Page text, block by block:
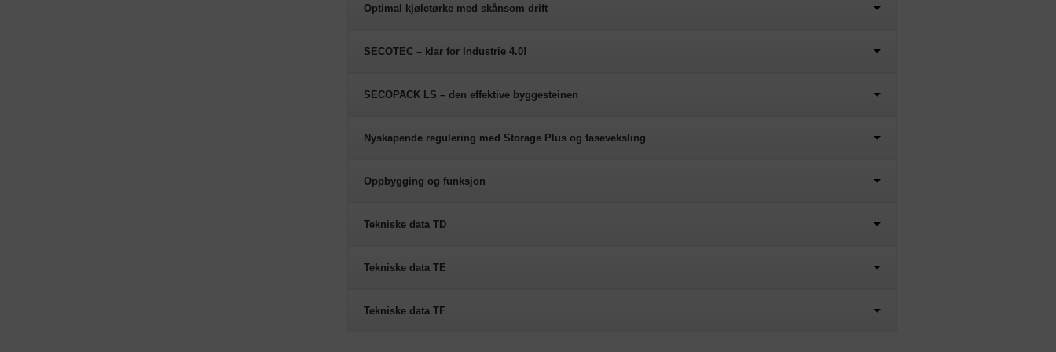
Optimal kjøletørke med skånsom drift
SECOTEC – klar for Industrie 4.0!
SECOPACK LS – den effektive byggesteinen
Nyskapende regulering med Storage Plus og faseveksling
Oppbygging og funksjon
Tekniske data TD
Tekniske data TE
Tekniske data TF